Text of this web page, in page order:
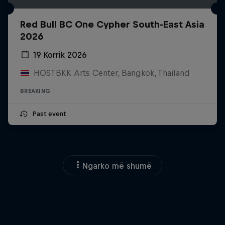
Red Bull BC One Cypher South-East Asia
2026
19 Korrik 2026
HOSTBKK Arts Center, Bangkok, Thailand
BREAKING
Past event
Ngarko më shumë